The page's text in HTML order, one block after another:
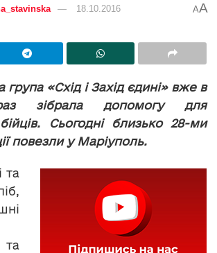
18.10.2016 AA
група «Схід і Захід єдині» вже в
зібрала допомогу для
Сьогодні близько 28-ми
повезли у Маріуполь.
та
та